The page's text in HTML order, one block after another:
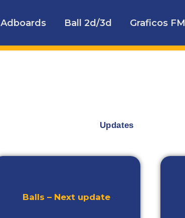
Adboards Ball 2d/3d Graficos FM
Updates
Balls – Next update